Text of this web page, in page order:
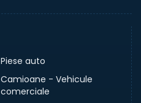
Piese auto
Camioane - Vehicule
comerciale